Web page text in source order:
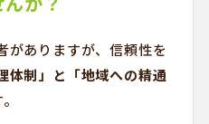
がありますが、信頼性を
体制」と「地域への精通